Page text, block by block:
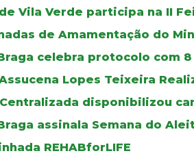
de Vila Verde participa na II
de Amamentação do
celebra protocolo com
Assucena Lopes Teixeira
disponibilizou
assinala Semana do
REHABforLIFE